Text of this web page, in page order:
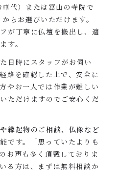
代）または富山の寺院で
らお選びいただけます。
が丁寧に仏壇を搬出し、適
す。
日時にスタッフがお伺い
路を確認した上で、安全に
やお一人では作業が難しい
ただけますのでご安心くだ
縁起物のご相談、仏像など
です。「思っていたよりも
お声も多く頂戴しておりま
る方は、まずは無料相談か